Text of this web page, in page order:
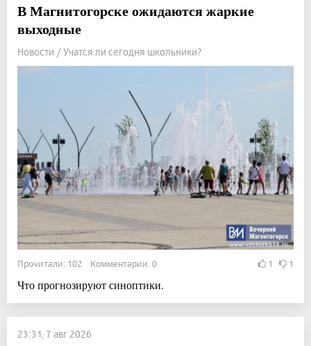
В Магнитогорске ожидаются жаркие
выходные
Новости / Учатся ли сегодня школьники?
Прочитали: 102 Комментарии: 0 1 1
Что прогнозируют синоптики.
23:31, 7 авг 2026